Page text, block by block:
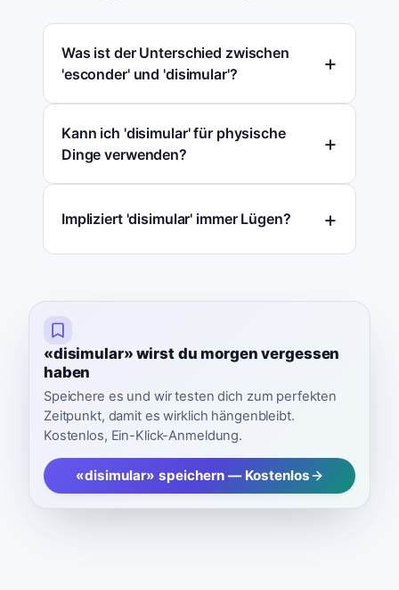
Was ist der Unterschied zwischen
'esconder' und 'disimular'?
Kann ich 'disimular' für physische
Dinge verwenden?
Impliziert 'disimular' immer Lügen?
«disimular» wirst du morgen vergessen
haben
Speichere es und wir testen dich zum perfekten
Zeitpunkt, damit es wirklich hängenbleibt.
Kostenlos, Ein-Klick-Anmeldung.
«disimular» speichern — Kostenlos